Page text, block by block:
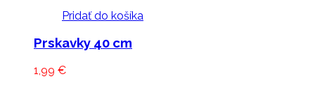
Pridať do košíka
Prskavky 40 cm
1,99 €